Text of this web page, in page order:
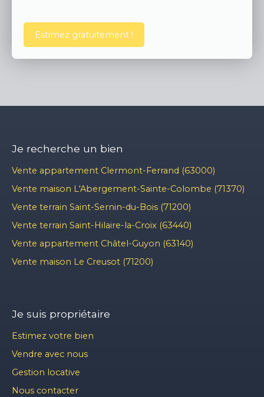
Estimez gratuitement !
Je recherche un bien
Vente appartement Clermont-Ferrand (63000)
Vente maison L'Abergement-Sainte-Colombe (71370)
Vente terrain Saint-Sernin-du-Bois (71200)
Vente terrain Saint-Hilaire-la-Croix (63440)
Vente appartement Châtel-Guyon (63140)
Vente maison Le Creusot (71200)
Je suis propriétaire
Estimez votre bien
Vendre avec nous
Gestion locative
Nous contacter